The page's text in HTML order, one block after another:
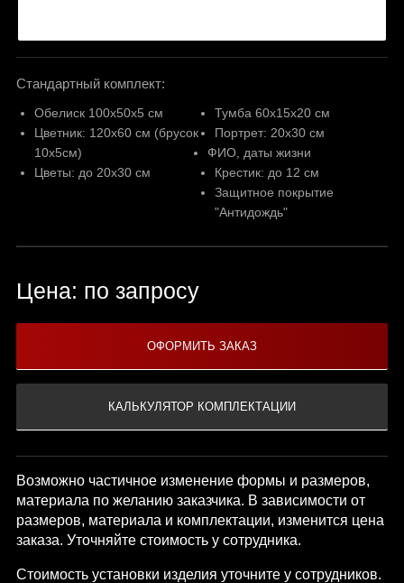
Стандартный комплект:
Обелиск 100х50х5 см
Тумба 60х15х20 см
Цветник: 120х60 см (брусок
10х5см)
Портрет: 20х30 см
ФИО, даты жизни
Крестик: до 12 см
Цветы: до 20х30 см
Защитное покрытие
"Антидождь"
Цена: по запросу
Возможно частичное изменение формы и размеров,
материала по желанию заказчика. В зависимости от
размеров, материала и комплектации, изменится цена
заказа. Уточняйте стоимость у сотрудника.
Стоимость установки изделия уточните у сотрудников.